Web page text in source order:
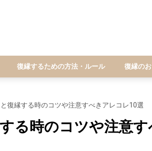
復縁するための方法・ルール 復縁の
復縁する時のコツや注意すべきアレコレ10選
る時のコツや注意